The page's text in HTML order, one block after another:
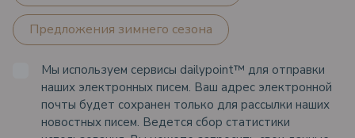
Предложения зимнего сезона
Мы используем сервисы dailypoint™ для отправки
наших электронных писем. Ваш адрес электронной
почты будет сохранен только для рассылки наших
новостных писем. Ведется сбор статистики